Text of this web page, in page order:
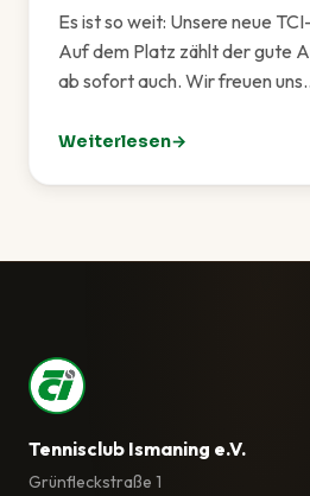
Es ist so weit: Unsere neue
Auf dem Platz zählt der gute
ab sofort auch. Wir freuen
Weiterlesen
: Unsere neue Website ist
Tennisclub Ismaning e.V.
Grünfleckstraße 1